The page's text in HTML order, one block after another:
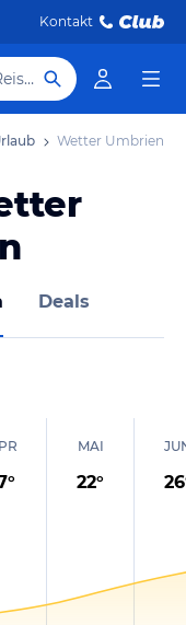
Kontakt
Hotel, Reiseziel
Wetter Umbrien
Deals
°
MAI
22° 26